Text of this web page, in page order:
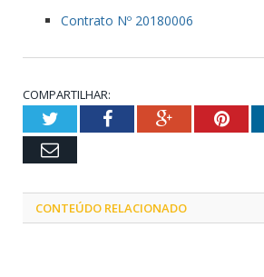
Contrato Nº 20180006
COMPARTILHAR:
TwitterFacebookGoogle+
Email
CONTEÚDO RELACIONADO